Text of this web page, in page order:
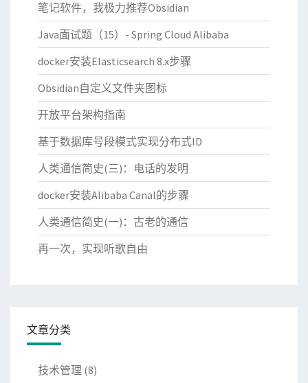
笔记软件，我极力推荐Obsidian
Java面试题（15）- Spring Cloud Alibaba
docker安装Elasticsearch 8.x步骤
Obsidian自定义文件夹图标
开放平台架构指南
基于数据库号段模式实现分布式ID
人类通信简史(三)：电话的发明
docker安装Alibaba Canal的步骤
人类通信简史(一)：古老的通信
再一次，实现听歌自由
文章分类
技术管理 (8)